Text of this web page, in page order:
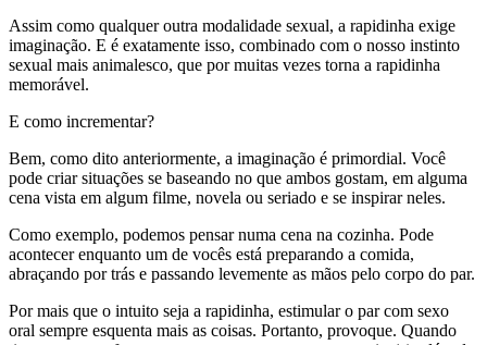
Assim como qualquer outra modalidade sexual, a rapidinha exige
imaginação. E é exatamente isso, combinado com o nosso instinto
sexual mais animalesco, que por muitas vezes torna a rapidinha
memorável.
E como incrementar?
Bem, como dito anteriormente, a imaginação é primordial. Você
pode criar situações se baseando no que ambos gostam, em alguma
cena vista em algum filme, novela ou seriado e se inspirar neles.
Como exemplo, podemos pensar numa cena na cozinha. Pode
acontecer enquanto um de vocês está preparando a comida,
abraçando por trás e passando levemente as mãos pelo corpo do par.
Por mais que o intuito seja a rapidinha, estimular o par com sexo
oral sempre esquenta mais as coisas. Portanto, provoque. Quando